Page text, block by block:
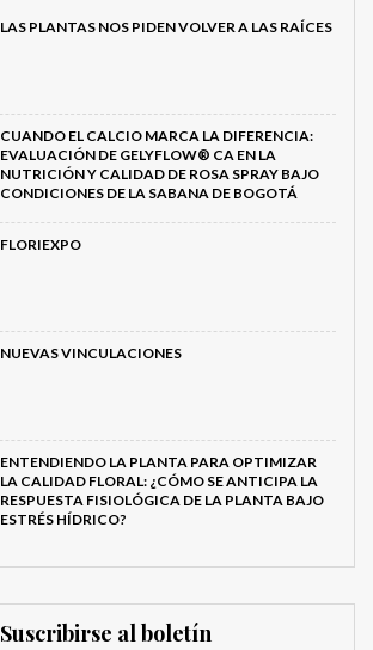
LAS PLANTAS NOS PIDEN VOLVER A LAS RAÍCES
CUANDO EL CALCIO MARCA LA DIFERENCIA:
EVALUACIÓN DE GELYFLOW® CA EN LA
NUTRICIÓN Y CALIDAD DE ROSA SPRAY BAJO
CONDICIONES DE LA SABANA DE BOGOTÁ
FLORIEXPO
NUEVAS VINCULACIONES
ENTENDIENDO LA PLANTA PARA OPTIMIZAR
LA CALIDAD FLORAL: ¿CÓMO SE ANTICIPA LA
RESPUESTA FISIOLÓGICA DE LA PLANTA BAJO
ESTRÉS HÍDRICO?
Suscribirse al boletín